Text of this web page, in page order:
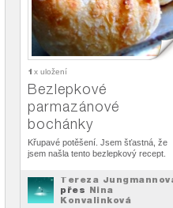
1 x uložení
Bezlepkové
parmazánové
bochánky
Křupavé potěšení. Jsem šťastná, že
jsem našla tento bezlepkový recept.
Tereza
přes Nina
Konvalinková